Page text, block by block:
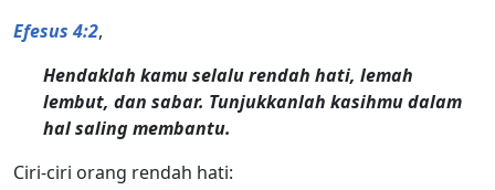
Efesus 4:2,
Hendaklah kamu selalu rendah hati, lemah
lembut, dan sabar. Tunjukkanlah kasihmu dalam
hal saling membantu.
Ciri-ciri orang rendah hati: